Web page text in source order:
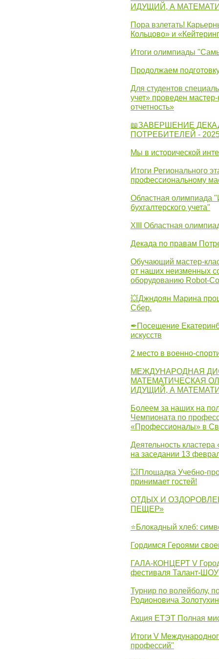
ИДУЩИЙ, А
Пора взлетать!
Кольцово» и
Итоги олимпиады
Продолжаем
Для студентов
учет» проведен
отчетность»
📖ЗАВЕРШЕНИЕ
ПОТРЕБИТЕЛЕЙ -
Мы в исторической
Итоги Регионального
профессиональному
Областная олимпиада
бухгалтерского учета"
XIII Областная
Декада по правам
Обучающий мастер-
от наших неизменных
оборудованию Robot-
💥Джндоян Марина
Сбер.
✒Посещение
искусств
2 место в военно-
МЕЖДУНАРОДНАЯ
МАТЕМАТИЧЕСКАЯ
ИДУЩИЙ, А
Болеем за наших на
Чемпионата по
«Профессионалы» в
Деятельность
на заседании 13
💥Площадка Учебно-
принимает гостей!
ОТДЫХ И
ПЕЩЕР»
⭐Блокадный хлеб:
Гордимся Героями
ГАЛА-КОНЦЕРТ V
фестиваля Талант-ШОУ
Турнир по волейболу,
Родионовича
Акция ЕТЭТ Полная
Итоги V
профессий"